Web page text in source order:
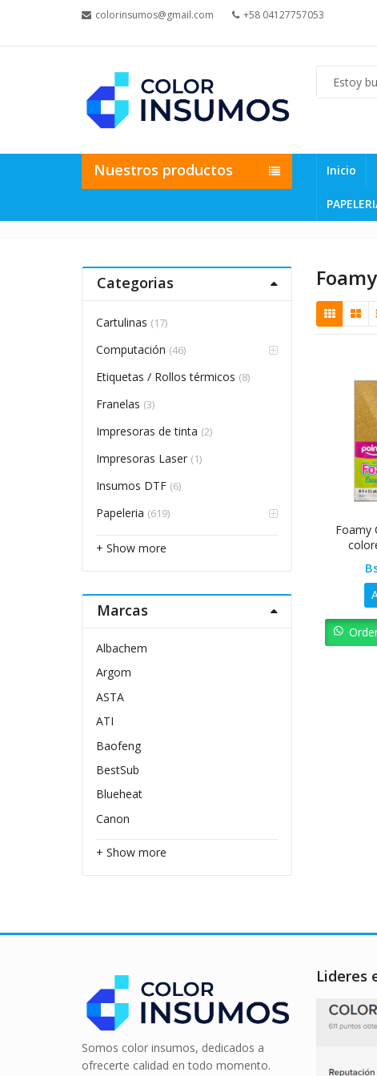
colorinsumos@gmail.com +58 04127757053
Nuestros productos Inicio
Foamy
Foamy
Categorias
Cartulinas (17)
Computación (46)
Etiquetas / Rollos térmicos (8)
Franelas (3)
Impresoras de tinta (2)
Impresoras Laser (1)
Insumos DTF (6)
Papeleria (619)
+ Show more
Marcas
Albachem
Argom
ASTA
ATI
Baofeng
BestSub
Blueheat
Canon
+ Show more
Somos color insumos, dedicados a
ofrecerte calidad en todo momento.
Lideres